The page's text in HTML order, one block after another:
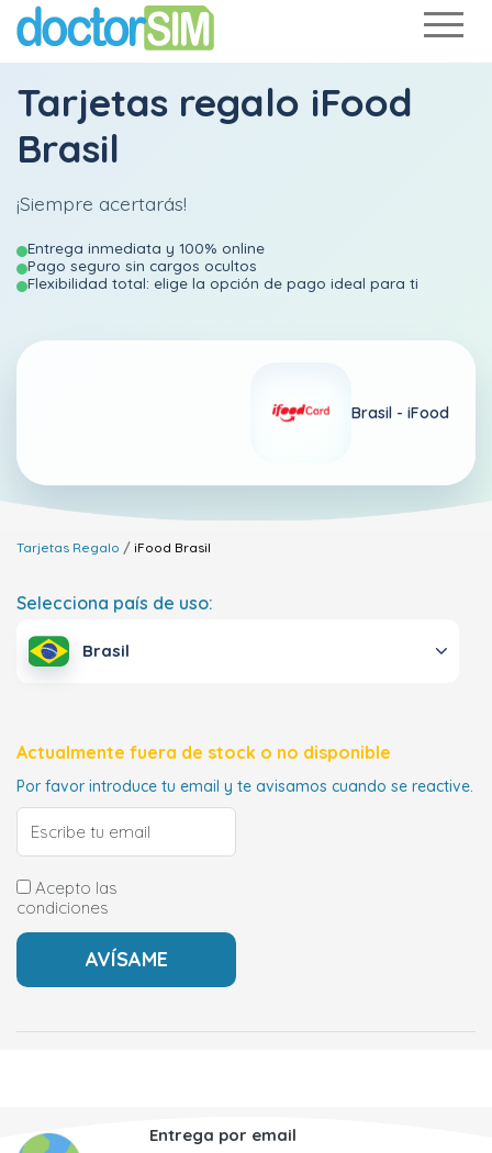
Tarjetas regalo iFood
Brasil
¡Siempre acertarás!
Entrega inmediata y 100% online
Pago seguro sin cargos ocultos
Flexibilidad total: elige la opción de pago ideal para ti
Brasil - iFood
Tarjetas Regalo iFood Brasil
Selecciona país de uso:
Brasil
Actualmente fuera de stock o no disponible
Por favor introduce tu email y te avisamos cuando se reactive.
Acepto las
condiciones
Entrega por email